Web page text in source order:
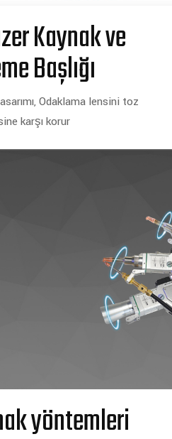
Kaynak ve
Başlığı
Odaklama lensini toz
karşı korur
yöntemleri